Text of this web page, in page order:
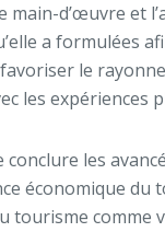
d’œuvre et
a formulées
le
les expériences
les
économique du
tourisme comme